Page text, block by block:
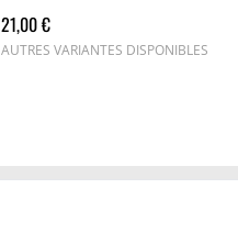
21,00 €
AUTRES VARIANTES DISPONIBLES